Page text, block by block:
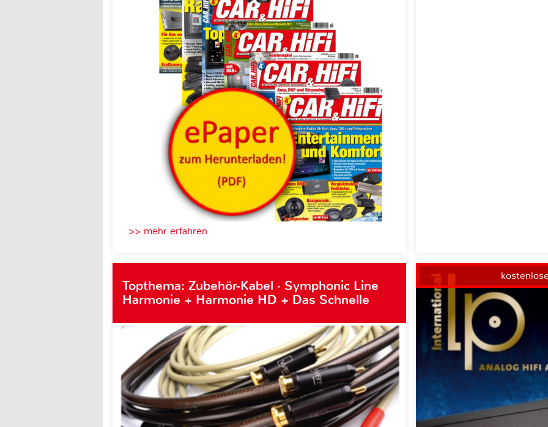
>> mehr erfahren
Topthema: Zubehör-Kabel · Symphonic Line
Harmonie + Harmonie HD + Das Schnelle